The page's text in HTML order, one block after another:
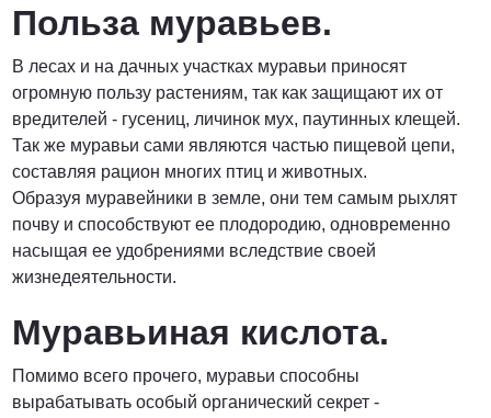
Польза муравьев.
В лесах и на дачных участках муравьи приносят
огромную пользу растениям, так как защищают их от
вредителей - гусениц, личинок мух, паутинных клещей.
Так же муравьи сами являются частью пищевой цепи,
составляя рацион многих птиц и животных.
Образуя муравейники в земле, они тем самым рыхлят
почву и способствуют ее плодородию, одновременно
насыщая ее удобрениями вследствие своей
жизнедеятельности.
Муравьиная кислота.
Помимо всего прочего, муравьи способны
вырабатывать особый органический секрет -